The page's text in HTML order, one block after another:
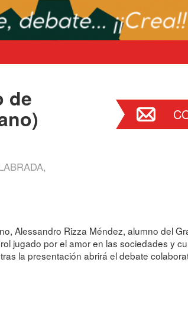
de
Alessandro Rizza Méndez, alumno del
jugado por el amor en las sociedades y
la presentación abrirá el debate